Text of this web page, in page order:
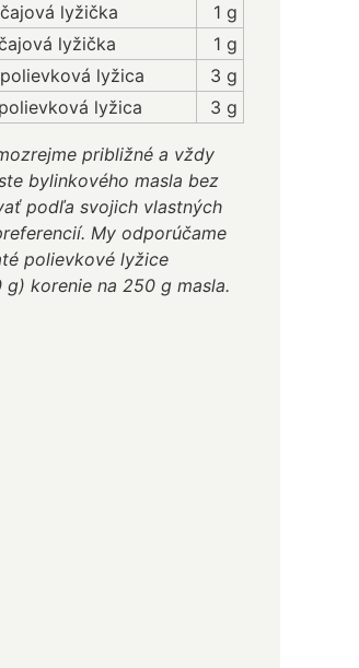
lyžička
1 g
lyžička
1 g
lyžica
3 g
lyžica
3 g
približné a vždy
bylinkového masla bez
podľa svojich vlastných
My odporúčame
polievkové lyžice
g) korenie na 250 g masla.